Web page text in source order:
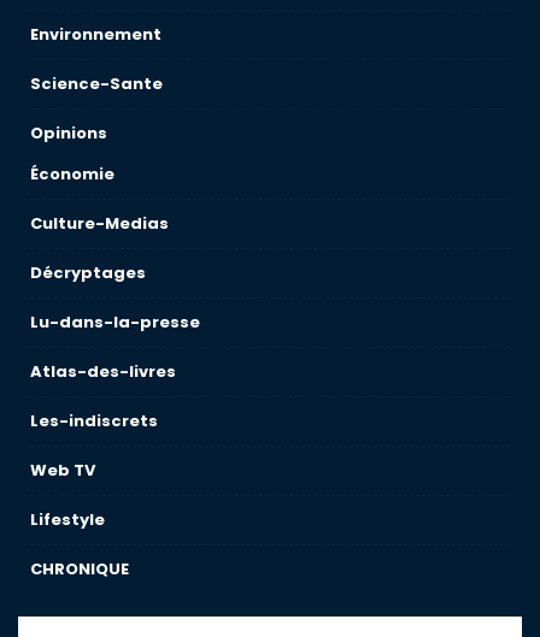
Environnement
Science-Sante
Opinions
Économie
Culture-Medias
Décryptages
Lu-dans-la-presse
Atlas-des-livres
Les-indiscrets
Web TV
Lifestyle
CHRONIQUE